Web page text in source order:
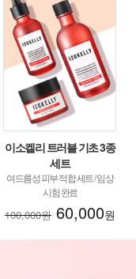
이소켈리 트러블 기초 3종
세트
여드름성 피부 적합 세트 / 임상
시험 완료
100,000원60,000원